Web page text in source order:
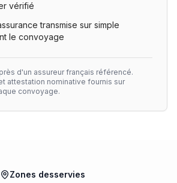
vérifié
transmise sur simple
le convoyage
d'un assureur français référencé.
attestation nominative fournis sur
convoyage.
Zones desservies